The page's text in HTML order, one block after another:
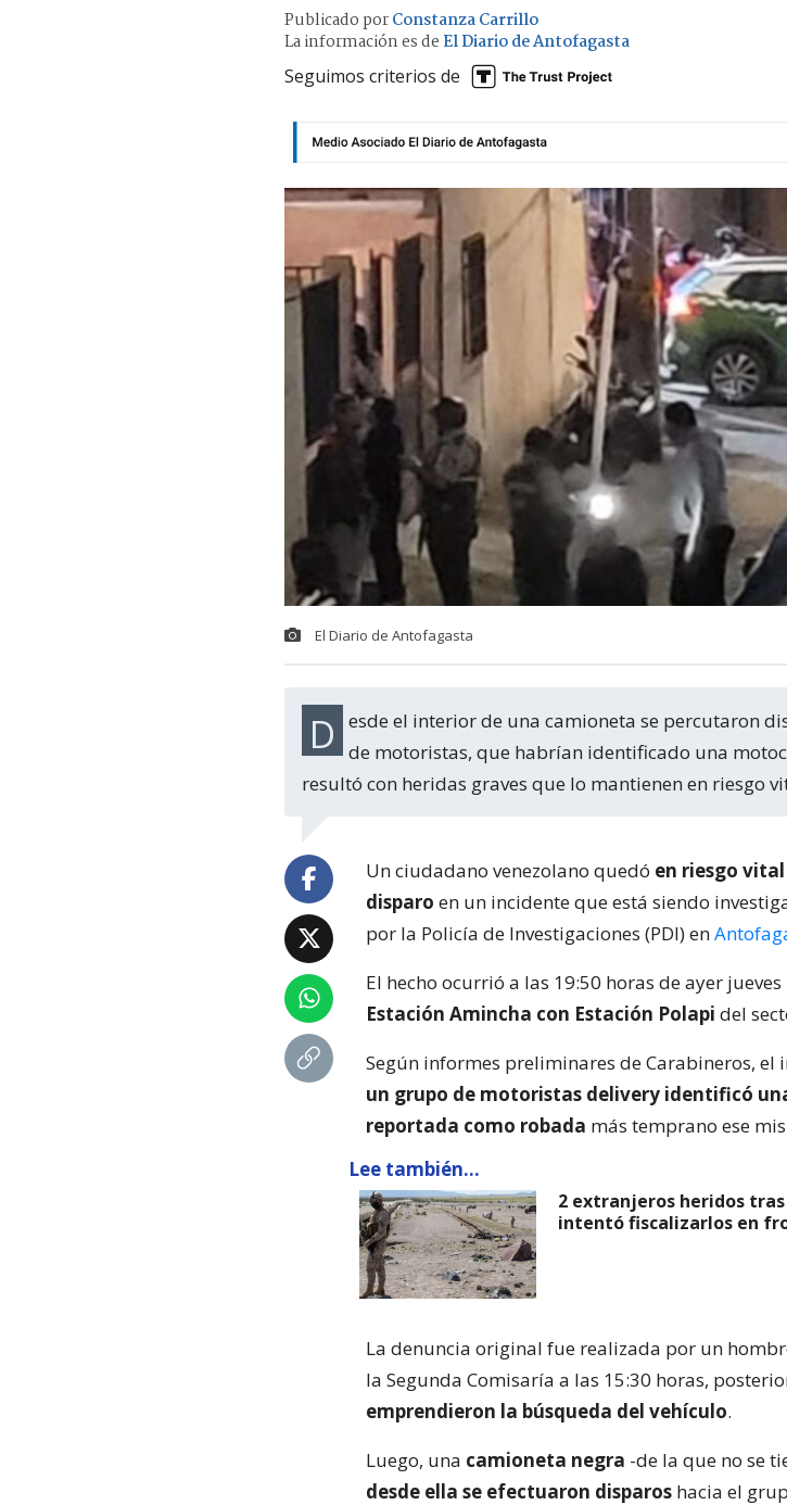
Publicado porConstanza Carrillo
La información es de El Diario de Antofagasta
Seguimos criterios de
El Diario de Antofagasta
Desde el interior de una camioneta se percutaron disparos en contra de un grupo
de motoristas, que habrían identificado una
resultó con heridas graves que lo mantienen en riesgo
Un ciudadano venezolano quedó en riesgo
disparo en un incidente que está siendo
por la Policía de Investigaciones (PDI) en
El hecho ocurrió a las 19:50 horas de ayer
Estación Amincha con Estación Polapi del
Según informes preliminares de Carabineros, el
un grupo de motoristas delivery identificó
reportada como robada más temprano ese
Lee también...
2 extranjeros heridos
intentó fiscalizarlos en
La denuncia original fue realizada por un
la Segunda Comisaría a las 15:30 horas,
emprendieron la búsqueda del vehículo.
Luego, una camioneta negra -de la que no se
desde ella se efectuaron disparos hacia el